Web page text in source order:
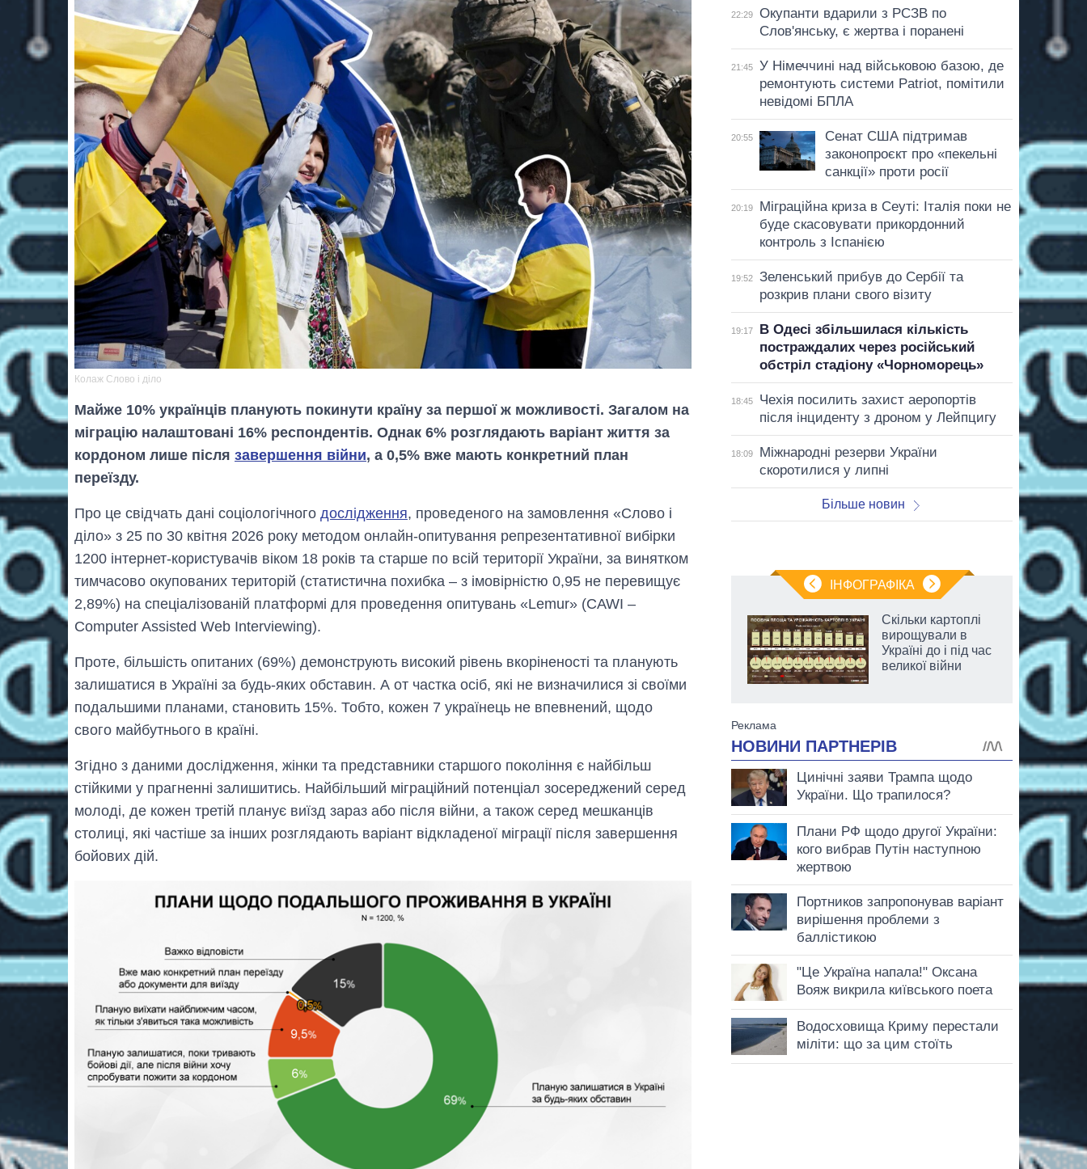
Колаж Слово і діло
Майже 10% українців планують покинути країну за першої ж можливості. Загалом на
міграцію налаштовані 16% респондентів. Однак 6% розглядають варіант життя за
кордоном лише після завершення війни, а 0,5% вже мають конкретний план
переїзду.
Про це свідчать дані соціологічного дослідження, проведеного на замовлення «Слово і
діло» з 25 по 30 квітня 2026 року методом онлайн-опитування репрезентативної вибірки
1200 інтернет-користувачів віком 18 років та старше по всій території України, за винятком
тимчасово окупованих територій (статистична похибка – з імовірністю 0,95 не перевищує
2,89%) на спеціалізованій платформі для проведення опитувань «Lemur» (CAWI –
Computer Assisted Web Interviewing).
Проте, більшість опитаних (69%) демонструють високий рівень вкоріненості та планують
залишатися в Україні за будь-яких обставин. А от частка осіб, які не визначилися зі своїми
подальшими планами, становить 15%. Тобто, кожен 7 українець не впевнений, щодо
свого майбутнього в країні.
Згідно з даними дослідження, жінки та представники старшого покоління є найбільш
стійкими у прагненні залишитись. Найбільший міграційний потенціал зосереджений серед
молоді, де кожен третій планує виїзд зараз або після війни, а також серед мешканців
столиці, які частіше за інших розглядають варіант відкладеної міграції після завершення
бойових дій.
22:29
Окупанти вдарили з РСЗВ по
Слов'янську, є жертва і поранені
21:45
У Німеччині над військовою базою, де
ремонтують системи Patriot, помітили
невідомі БПЛА
20:55
Сенат США підтримав
законопроєкт про «пекельні
санкції» проти росії
20:19
Міграційна криза в Сеуті: Італія поки не
буде скасовувати прикордонний
контроль з Іспанією
19:52
Зеленський прибув до Сербії та
розкрив плани свого візиту
19:17
В Одесі збільшилася кількість
постраждалих через російський
обстріл стадіону «Чорноморець»
18:45
Чехія посилить захист аеропортів
після інциденту з дроном у Лейпцигу
18:09
Міжнародні резерви України
скоротилися у липні
Більше новин
ІНФОГРАФІКА
оборони за 13
років війни з
Скільки картоплі
вирощували в
Україні до і під час
великої війни